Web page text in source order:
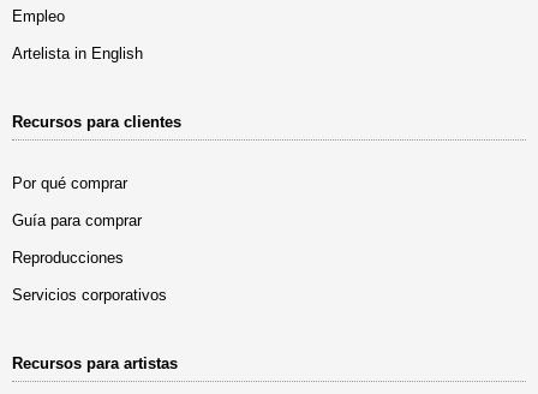
Empleo
Artelista in English
Recursos para clientes
Por qué comprar
Guía para comprar
Reproducciones
Servicios corporativos
Recursos para artistas